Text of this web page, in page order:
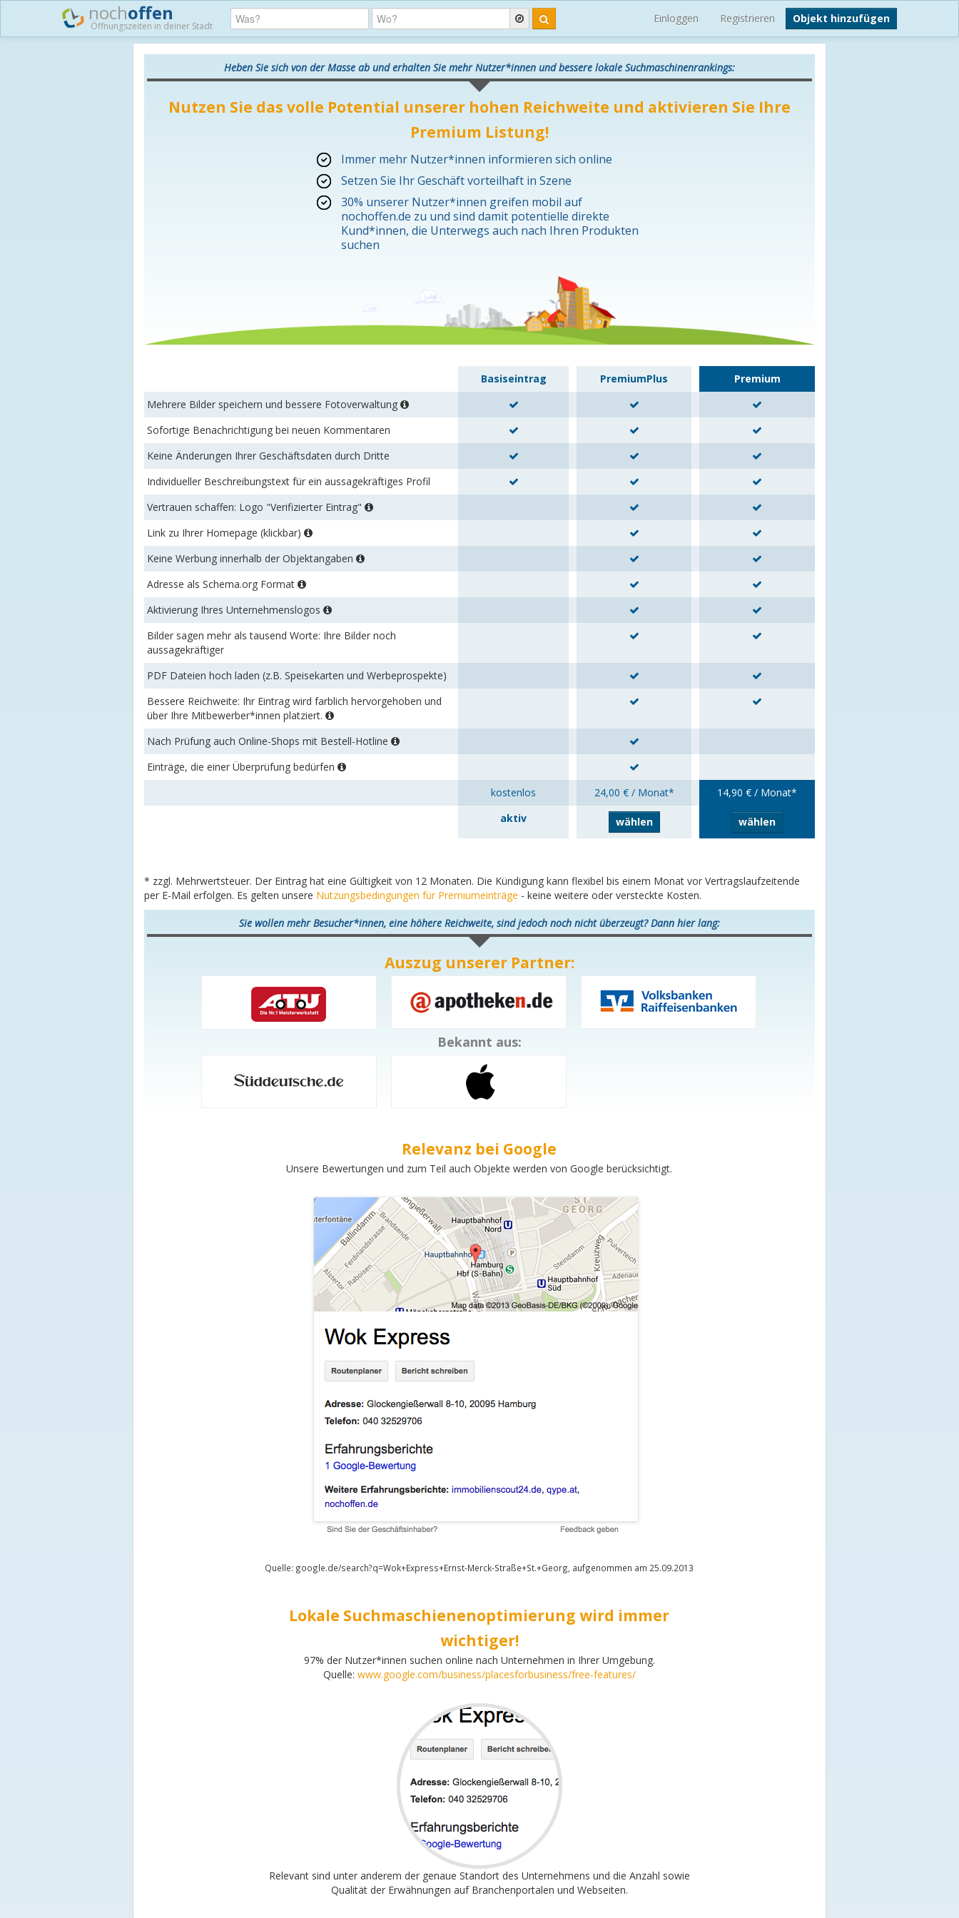
nochoffen
Öffnungszeiten in deiner Stadt
Einloggen Registrieren Objekt hinzufügen
Heben Sie sich von der Masse ab und erhalten Sie mehr Nutzer*innen und bessere lokale Suchmaschinenrankings:
Nutzen Sie das volle Potential unserer hohen Reichweite und aktivieren Sie Ihre
Premium Listung!
Immer mehr Nutzer*innen informieren sich online
Setzen Sie Ihr Geschäft vorteilhaft in Szene
30% unserer Nutzer*innen greifen mobil auf
nochoffen.de zu und sind damit potentielle direkte
Kund*innen, die Unterwegs auch nach Ihren Produkten
suchen
Basiseintrag PremiumPlus
Premium
Mehrere Bilder speichern und bessere Fotoverwaltung
Sofortige Benachrichtigung bei neuen Kommentaren
Keine Änderungen Ihrer Geschäftsdaten durch Dritte
Individueller Beschreibungstext für ein aussagekräftiges Profil
Vertrauen schaffen: Logo "Verifizierter Eintrag"
Link zu Ihrer Homepage (klickbar)
Keine Werbung innerhalb der Objektangaben
Adresse als Schema.org Format
Aktivierung Ihres Unternehmenslogos
Bilder sagen mehr als tausend Worte: Ihre Bilder noch
aussagekräftiger
PDF Dateien hoch laden (z.B. Speisekarten und Werbeprospekte)
Bessere Reichweite: Ihr Eintrag wird farblich hervorgehoben und
über Ihre Mitbewerber*innen platziert.
Nach Prüfung auch Online-Shops mit Bestell-Hotline
Einträge, die einer Überprüfung bedürfen
kostenlos
24,00 € / Monat*
14,90 € / Monat*
aktiv
wählen wählen
* zzgl. Mehrwertsteuer. Der Eintrag hat eine Gültigkeit von 12 Monaten. Die Kündigung kann flexibel bis einem Monat vor Vertragslaufzeitende
per E-Mail erfolgen. Es gelten unsere Nutzungsbedingungen für Premiumeinträge - keine weitere oder versteckte Kosten.
Sie wollen mehr Besucher*innen, eine höhere Reichweite, sind jedoch noch nicht überzeugt? Dann hier lang:
Auszug unserer Partner:
Bekannt aus:
Relevanz bei Google
Unsere Bewertungen und zum Teil auch Objekte werden von Google berücksichtigt.
Quelle: google.de/search?q=Wok+Express+Ernst-Merck-Straße+St.+Georg, aufgenommen am 25.09.2013
Lokale Suchmaschienenoptimierung wird immer
wichtiger!
97% der Nutzer*innen suchen online nach Unternehmen in Ihrer Umgebung.
Quelle: www.google.com/business/placesforbusiness/free-features/
Relevant sind unter anderem der genaue Standort des Unternehmens und die Anzahl sowie
Qualität der Erwähnungen auf Branchenportalen und Webseiten.